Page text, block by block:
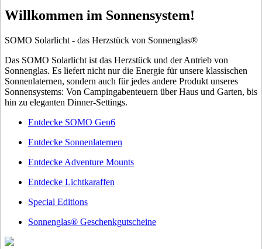
Willkommen im Sonnensystem!
SOMO Solarlicht - das Herzstück von Sonnenglas®
Das SOMO Solarlicht ist das Herzstück und der Antrieb von
Sonnenglas. Es liefert nicht nur die Energie für unsere klassischen
Sonnenlaternen, sondern auch für jedes andere Produkt unseres
Sonnensystems: Von Campingabenteuern über Haus und Garten, bis
hin zu eleganten Dinner-Settings.
Entdecke SOMO Gen6
Entdecke Sonnenlaternen
Entdecke Adventure Mounts
Entdecke Lichtkaraffen
Special Editions
Sonnenglas® Geschenkgutscheine